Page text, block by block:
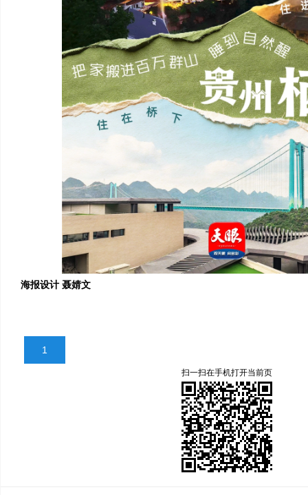
海报设计 聂婧文
1
扫一扫在手机打开当前页